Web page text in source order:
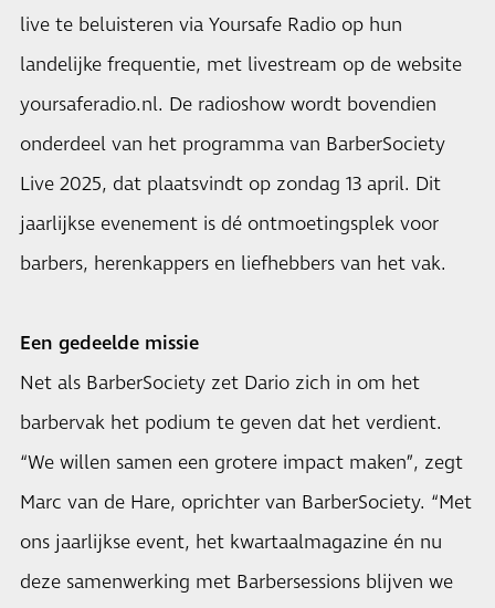
live te beluisteren via Yoursafe Radio op hun
landelijke frequentie, met livestream op de website
yoursaferadio.nl. De radioshow wordt bovendien
onderdeel van het programma van BarberSociety
Live 2025, dat plaatsvindt op zondag 13 april. Dit
jaarlijkse evenement is dé ontmoetingsplek voor
barbers, herenkappers en liefhebbers van het vak.
Een gedeelde missie
Net als BarberSociety zet Dario zich in om het
barbervak het podium te geven dat het verdient.
“We willen samen een grotere impact maken”, zegt
Marc van de Hare, oprichter van BarberSociety. “Met
ons jaarlijkse event, het kwartaalmagazine én nu
deze samenwerking met Barbersessions blijven we